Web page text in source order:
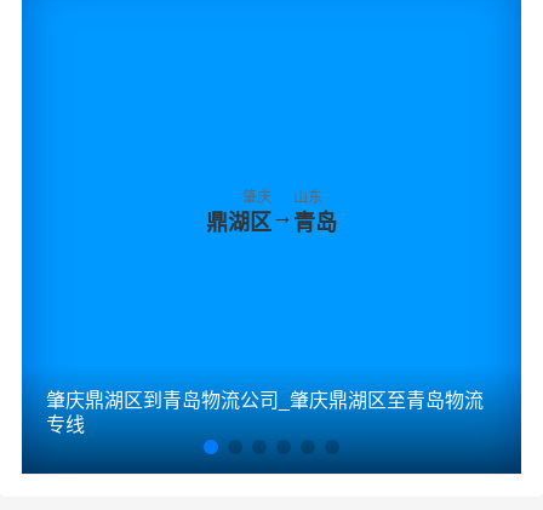
肇庆
鼎湖区→
山东
青岛
肇庆鼎湖区到青岛物流公司_肇庆鼎湖区至青岛物流
专线